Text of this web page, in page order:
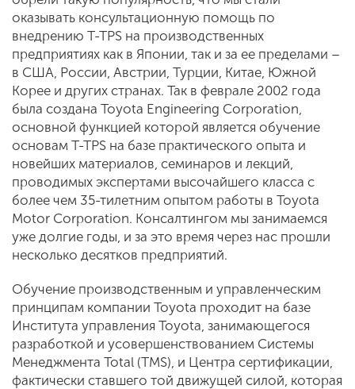
оказывать консультационную помощь по
внедрению T-TPS на производственных
предприятиях как в Японии, так и за ее пределами –
в США, России, Австрии, Турции, Китае, Южной
Корее и других странах. Так в феврале 2002 года
была создана Toyota Engineering Corporation,
основной функцией которой является обучение
основам T-TPS на базе практического опыта и
новейших материалов, семинаров и лекций,
проводимых экспертами высочайшего класса с
более чем 35-тилетним опытом работы в Toyota
Motor Corporation. Консалтингом мы занимаемся
уже долгие годы, и за это время через нас прошли
несколько десятков предприятий.
Обучение производственным и управленческим
принципам компании Toyota проходит на базе
Института управления Toyota, занимающегося
разработкой и усовершенствованием Системы
Менеджмента Total (TMS), и Центра сертификации,
фактически ставшего той движущей силой, которая